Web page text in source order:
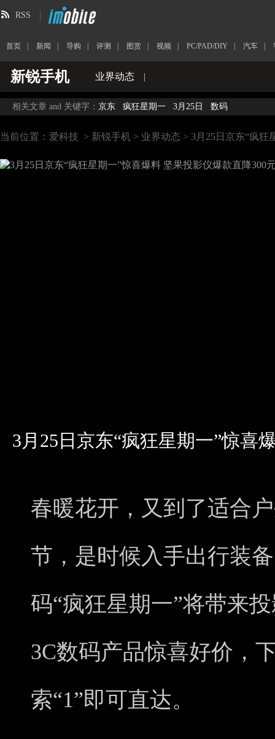
RSS
首页 新闻 导购 评测 图赏 视频 PC/PAD/DIY 汽车
新锐手机 业界动态 |
相关文章 and 关键字： 京东 疯狂星期一 3月25日 数码
当前位置： 爱科技 > 新锐手机 > 业界动态 > 3月25日京东“疯狂
3月25日京东“疯狂星期一”惊喜
春暖花开，又到了适合
节，是时候入手出行装
码“疯狂星期一”将带来
3C数码产品惊喜好价，
索“1”即可直达。